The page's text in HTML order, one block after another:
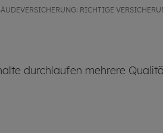
RICHTIGE
durchlaufen mehrere